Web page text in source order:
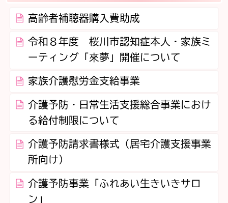
高齢者補聴器購入費助成
令和８年度 桜川市認知症本人・家族ミ
ーティング「來夢」開催について
家族介護慰労金支給事業
介護予防・日常生活支援総合事業におけ
る給付制限について
介護予防請求書様式（居宅介護支援事業
所向け）
介護予防事業「ふれあい生きいきサロ
ン」